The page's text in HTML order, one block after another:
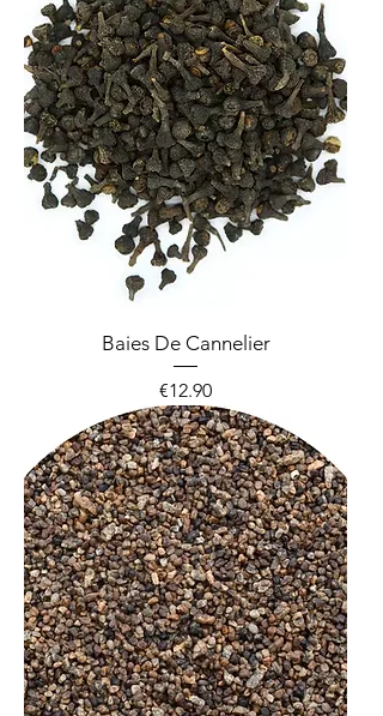
Baies De Cannelier
Price
€12.90